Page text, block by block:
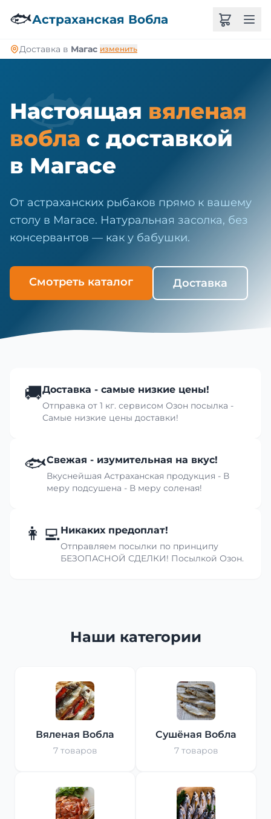
🐟Астраханская Вобла
Доставка в Магас изменить
🐟
Настоящая вяленая
вобла с доставкой
в Магасе
От астраханских рыбаков прямо к вашему
столу в Магасе. Натуральная засолка, без
консервантов — как у бабушки.
Смотреть каталог Доставка
🚚Доставка - самые низкие цены!
Отправка от 1 кг. сервисом Озон посылка -
Самые низкие цены доставки!
🐟Свежая - изумительная на вкус!
Вкуснейшая Астраханская продукция - В
меру подсушена - В меру соленая!
👩‍💻Никаких предоплат!
Отправляем посылки по принципу
БЕЗОПАСНОЙ СДЕЛКИ! Посылкой Озон.
Наши категории
Вяленая Вобла
7 товаров
Сушёная Вобла
7 товаров